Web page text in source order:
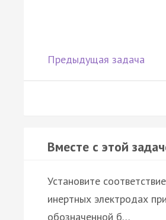
Предыдущая задача
Вместе с этой
Установите
инертных электродах
обозначенной б…